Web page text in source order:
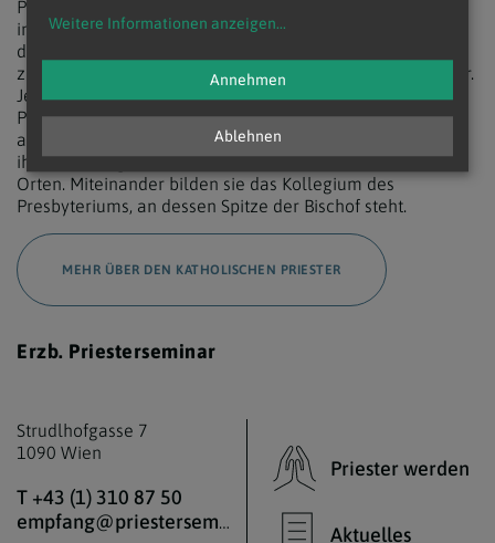
Priester leiten Pfarren, feiern Gottesdienste –
insbesondere die Eucharistie – und sind für die Spendung
der Sakramente der Taufe, Buße und Krankensalbung
zuständig. Er steht der Eheschließung von Brautleuten vor.
Je nach Funktion tragen sie unterschiedliche Titel, etwa
Pfarrer, Moderator, Vikar oder Kaplan. Manche Priester
arbeiten auch außerhalb einer Pfarre, etwa innerhalb
ihrer Ordensgemeinschaften oder anderen kirchlichen
Orten. Miteinander bilden sie das Kollegium des
Presbyteriums, an dessen Spitze der Bischof steht.
MEHR ÜBER DEN KATHOLISCHEN PRIESTER
Erzb. Priesterseminar
Strudlhofgasse 7
1090 Wien
T +43 (1) 310 87 50
Priester werden
Aktuelles
Weitere Informationen anzeigen...
Ablehnen
Annehmen